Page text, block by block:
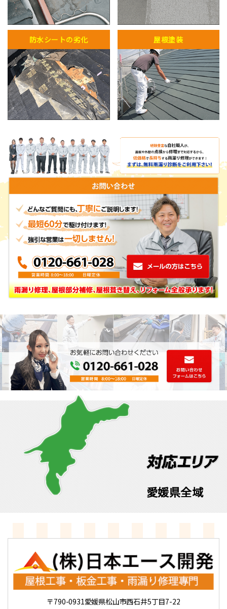
防水シートの劣化 屋根塗装
愛媛県全域
〒790-0931愛媛県松山市西石井5丁目7-22